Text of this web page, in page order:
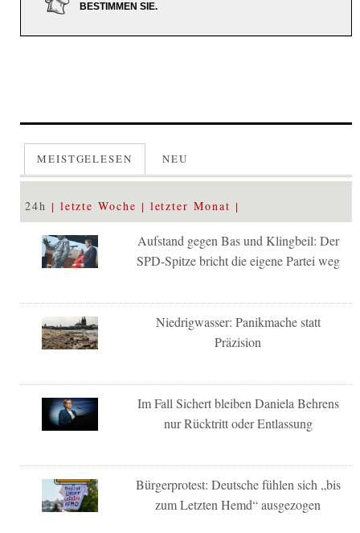
BESTIMMEN SIE.
MEISTGELESEN NEU
24h letzte Woche letzter Monat
Aufstand gegen Bas und Klingbeil: Der
SPD-Spitze bricht die eigene Partei weg
Niedrigwasser: Panikmache statt
Präzision
Im Fall Sichert bleiben Daniela Behrens
nur Rücktritt oder Entlassung
Bürgerprotest: Deutsche fühlen sich „bis
zum Letzten Hemd“ ausgezogen